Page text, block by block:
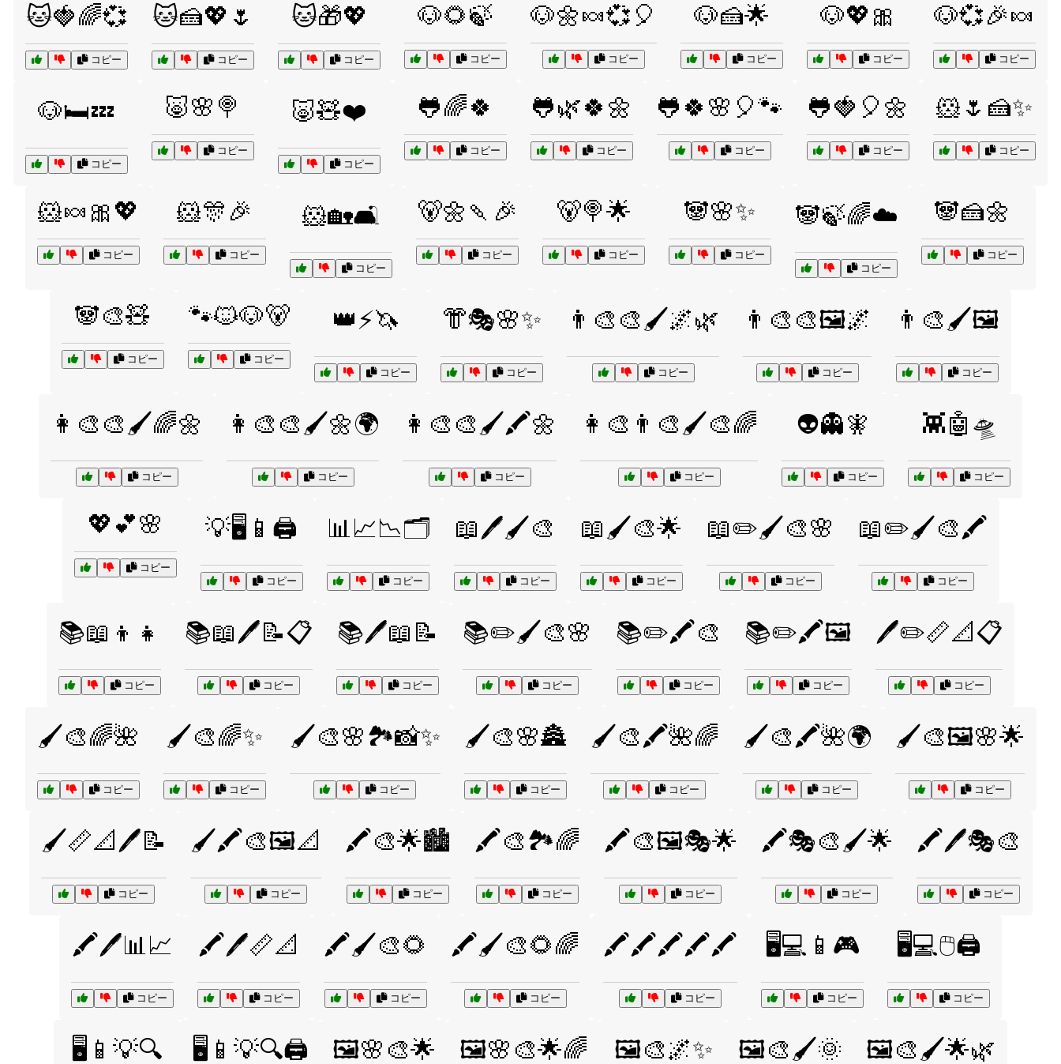
🐱🍓🌈💞
コピー
🐱🍰💖🌷
コピー
🐱🎁💖
コピー
🐶🌻🍃
コピー
🐶🌼🍬💞🎈
コピー
🐶🍰🌟
コピー
🐶💖🎀
コピー
🐶💞🎉🍬
コピー
🐶🛏️💤
コピー
🐷🌸🍭
コピー
🐷🧸❤️
コピー
🐸🌈🍀
コピー
🐸🌿🍀🌼
コピー
🐸🍀🌸🎈🐾
コピー
🐸🍓🎈🌼
コピー
🐹🌷🍰✨
コピー
🐹🍬🎀💖
コピー
🐹🎊🎉
コピー
🐹🏡🛋️
コピー
🐻🌼🍡🎉
コピー
🐻🍭🌟
コピー
🐼🌸✨
コピー
🐼🍃🌈☁️
コピー
🐼🍰🌼
コピー
🐼🎨🧸
コピー
🐾🐱🐶🐻
コピー
👑⚡🦄
コピー
👘🎭🌸✨
コピー
👨‍🎨🎨🖌️🌌🌿
コピー
👨‍🎨🎨🖼️🌌
コピー
👨‍🎨🖌️🖼️
コピー
👩‍🎨🎨🖌️🌈🌼
コピー
👩‍🎨🎨🖌️🌼🌍
コピー
👩‍🎨🎨🖌️🖍️🌼
コピー
👩‍🎨👨‍🎨🖌️🎨🌈
コピー
👽👻🧚
コピー
👾🤖🛸
コピー
💖💕🌸
コピー
💡🖥️📱🖨️
コピー
📊📈📉🗂️
コピー
📖🖊️🖌️🎨
コピー
📖🖌️🎨🌟
コピー
📖✏️🖌️🎨🌸
コピー
📖✏️🖌️🎨🖍️
コピー
📚📖👦👧
コピー
📚📖🖊️📝📋
コピー
📚🖊️📖📝
コピー
📚✏️🖌️🎨🌸
コピー
📚✏️🖍️🎨
コピー
📚✏️🖍️🖼️
コピー
🖊️✏️📏📐📋
コピー
🖌️🎨🌈🌺
コピー
🖌️🎨🌈✨
コピー
🖌️🎨🌸🏞️📸✨
コピー
🖌️🎨🌸🏯
コピー
🖌️🎨🖍️🌺🌈
コピー
🖌️🎨🖍️🌺🌍
コピー
🖌️🎨🖼️🌸🌟
コピー
🖌️📏📐🖊️📝
コピー
🖌️🖍️🎨🖼️📐
コピー
🖍️🎨🌟🏙️
コピー
🖍️🎨🏞️🌈
コピー
🖍️🎨🖼️🎭🌟
コピー
🖍️🎭🎨🖌️🌟
コピー
🖍️🖊️🎭🎨
コピー
🖍️🖊️📊📈
コピー
🖍️🖊️📏📐
コピー
🖍️🖌️🎨🌻
コピー
🖍️🖌️🎨🌻🌈
コピー
🖍️🖍️🖍️🖍️🖍️
コピー
🖥️💻📱🎮
コピー
🖥️💻🖱️🖨️
コピー
🖥️📱💡🔍 🖥️📱💡🔍🖨️ 🖼️🌸🎨🌟 🖼️🌸🎨🌟🌈 🖼️🎨🌌✨ 🖼️🎨🖌️🌞 🖼️🎨🖌️🌟🌿